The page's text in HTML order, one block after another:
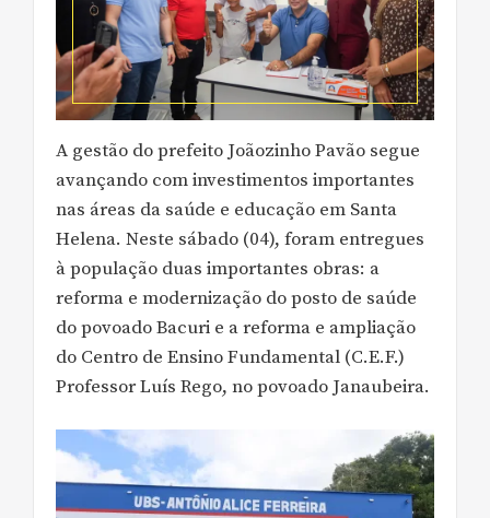
A gestão do prefeito Joãozinho Pavão segue
avançando com investimentos importantes
nas áreas da saúde e educação em Santa
Helena. Neste sábado (04), foram entregues
à população duas importantes obras: a
reforma e modernização do posto de saúde
do povoado Bacuri e a reforma e ampliação
do Centro de Ensino Fundamental (C.E.F.)
Professor Luís Rego, no povoado Janaubeira.